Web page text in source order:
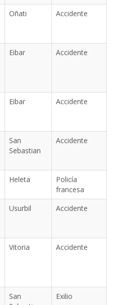
Oñati Accidente
Eibar Accidente
Eibar Accidente
San
Sebastian
Accidente
Heleta
Policía
francesa
Usurbil Accidente
Vitoria Accidente
San
Exilio